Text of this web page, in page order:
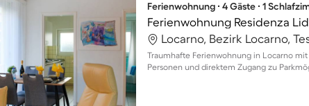
Ferienwohnung ∙ 4 Gäste ∙ 1
Ferienwohnung Residenza
Locarno, Bezirk Locarno,
Traumhafte Ferienwohnung in Locarno mit
Personen und direktem Zugang zu